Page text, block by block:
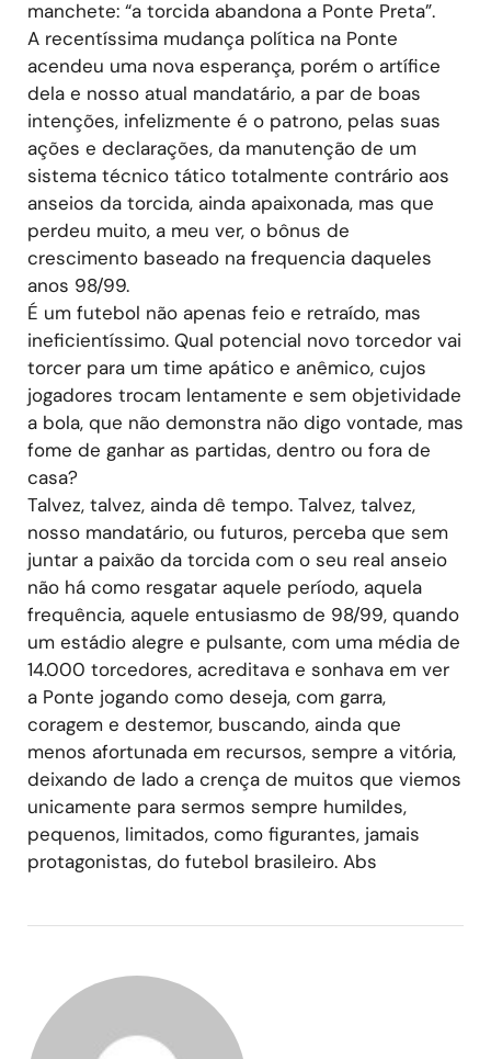
manchete: “a torcida abandona a Ponte Preta”.
A recentíssima mudança política na Ponte
acendeu uma nova esperança, porém o artífice
dela e nosso atual mandatário, a par de boas
intenções, infelizmente é o patrono, pelas suas
ações e declarações, da manutenção de um
sistema técnico tático totalmente contrário aos
anseios da torcida, ainda apaixonada, mas que
perdeu muito, a meu ver, o bônus de
crescimento baseado na frequencia daqueles
anos 98/99.
É um futebol não apenas feio e retraído, mas
ineficientíssimo. Qual potencial novo torcedor vai
torcer para um time apático e anêmico, cujos
jogadores trocam lentamente e sem objetividade
a bola, que não demonstra não digo vontade, mas
fome de ganhar as partidas, dentro ou fora de
casa?
Talvez, talvez, ainda dê tempo. Talvez, talvez,
nosso mandatário, ou futuros, perceba que sem
juntar a paixão da torcida com o seu real anseio
não há como resgatar aquele período, aquela
frequência, aquele entusiasmo de 98/99, quando
um estádio alegre e pulsante, com uma média de
14.000 torcedores, acreditava e sonhava em ver
a Ponte jogando como deseja, com garra,
coragem e destemor, buscando, ainda que
menos afortunada em recursos, sempre a vitória,
deixando de lado a crença de muitos que viemos
unicamente para sermos sempre humildes,
pequenos, limitados, como figurantes, jamais
protagonistas, do futebol brasileiro. Abs